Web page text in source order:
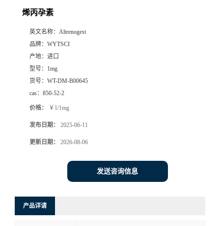
烯丙孕素
英文名称： Altrenogest
品牌： WYTSCI
产地： 进口
型号： 1mg
货号： WT-DM-B00645
cas： 850-52-2
价格： ￥1/1mg
发布日期： 2025-06-11
更新日期： 2026-08-06
发送咨询信息
产品详请